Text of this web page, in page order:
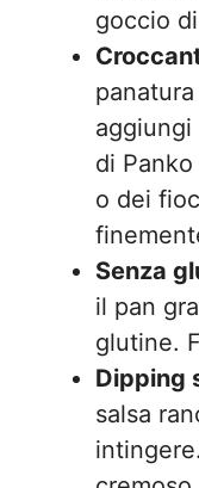
goccio
di
o dei
Senza
il pan
glutine.
Dipping
salsa